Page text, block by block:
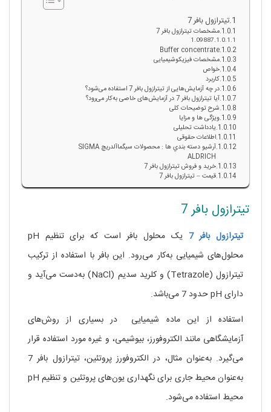
تیترازول بافر 7
مشخصات تیترازول بافر 7
1.09887
Buffer concentrate
مشخصات فیزیکوشیمیایی
خواص
کاربرد
در چه آزمایش‌هایی از تیترازول بافر 7 استفاده می‌شود؟
آیا تیترازول بافر 7 در آزمایش‌های خاصی به‌کار می‌رود؟
شرح توضیحات کلی
ویژگی ها و مزایا
یادداشت تحلیلی
اطلاعات حقوقی
آرشيو دسته بندي ها : محصولات سيگماآلدريچ SIGMA
ALDRICH
خرید و فروش تیترازول بافر 7
قیمت – تیترازول بافر 7
تیترازول بافر 7
تیترازول بافر 7
یک محلول بافر است که برای تنظیم pH
محلول‌های شیمیایی به‌کار می‌رود. این بافر با استفاده از ترکیب
تیترازول (Tetrazole) و کلرید سدیم (NaCl) به‌دست می‌آید و
دارای pH حدود 7 می‌باشد.
استفاده از این ماده شیمیایی در بسیاری از روش‌های
آزمایشگاهی مانند الکتروفورز، بیوشیمی، و غیره مورد استفاده قرار
می‌گیرد. به‌عنوان مثال، در الکتروفورز پروتئین، تیترازول بافر 7
به‌عنوان محیط جاری برای نگهداری یون‌های پروتئین و تنظیم pH
محیط استفاده می‌شود.